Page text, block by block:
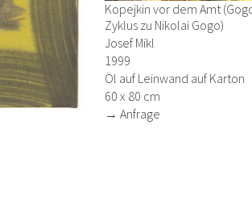
Kopejkin vor dem Amt
Zyklus zu Nikolai Gogo)
Josef Mikl
1999
Öl auf Leinwand auf Karton
60 x 80 cm
→ Anfrage